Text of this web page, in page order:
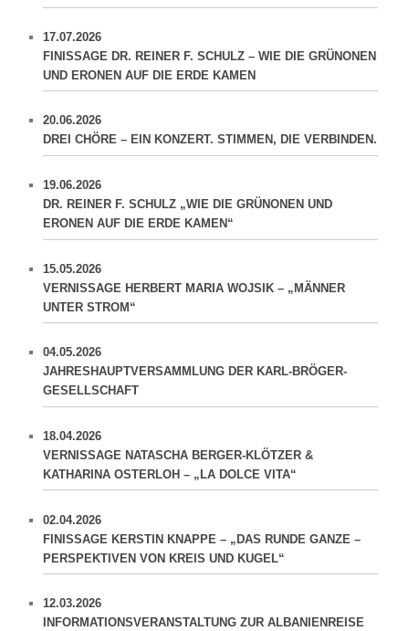
17.07.2026
FINISSAGE DR. REINER F. SCHULZ – WIE DIE GRÜNONEN
UND ERONEN AUF DIE ERDE KAMEN
20.06.2026
DREI CHÖRE – EIN KONZERT. STIMMEN, DIE VERBINDEN.
19.06.2026
DR. REINER F. SCHULZ „WIE DIE GRÜNONEN UND
ERONEN AUF DIE ERDE KAMEN“
15.05.2026
VERNISSAGE HERBERT MARIA WOJSIK – „MÄNNER
UNTER STROM“
04.05.2026
JAHRESHAUPTVERSAMMLUNG DER KARL-BRÖGER-
GESELLSCHAFT
18.04.2026
VERNISSAGE NATASCHA BERGER-KLÖTZER &
KATHARINA OSTERLOH – „LA DOLCE VITA“
02.04.2026
FINISSAGE KERSTIN KNAPPE – „DAS RUNDE GANZE –
PERSPEKTIVEN VON KREIS UND KUGEL“
12.03.2026
INFORMATIONSVERANSTALTUNG ZUR ALBANIENREISE